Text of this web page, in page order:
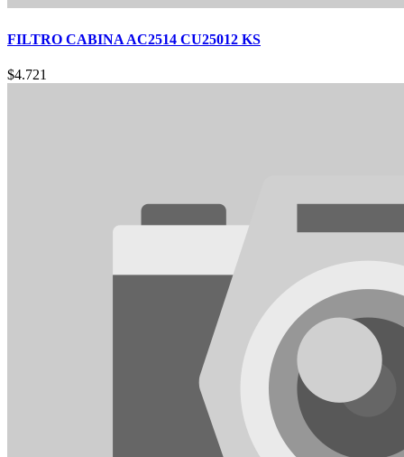
FILTRO CABINA AC2514 CU25012 KS
$4.721